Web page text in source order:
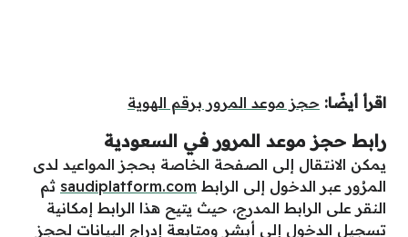
اقرأ أيضًا: حجز موعد المرور برقم الهوية
رابط حجز موعد المرور في السعودية
يمكن الانتقال إلى الصفحة الخاصة بحجز المواعيد لدى
المرُور عبر الدخول إلى الرابط saudiplatform.com ثم
النقر على الرابط المدرج، حيث يتيح هذا الرابط إمكانية
تسجيل الدخول إلى أبشر ومتابعة إدراج البيانات لحجز